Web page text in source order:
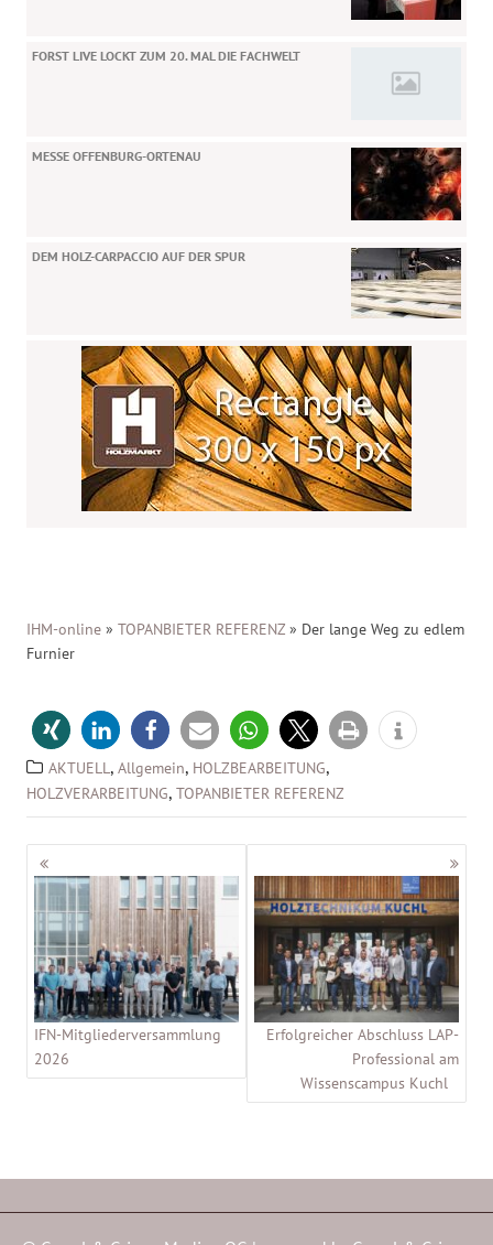
FORST LIVE LOCKT ZUM 20. MAL DIE FACHWELT
MESSE OFFENBURG-ORTENAU
DEM HOLZ-CARPACCIO AUF DER SPUR
IHM-online »TOPANBIETER REFERENZ » Der lange Weg zu edlem
Furnier
AKTUELL,Allgemein, HOLZBEARBEITUNG,
HOLZVERARBEITUNG,TOPANBIETER REFERENZ
Beitragsnavigation
IFN-Mitgliederversammlung
2026
Erfolgreicher Abschluss LAP-
Professional am
Wissenscampus Kuchl